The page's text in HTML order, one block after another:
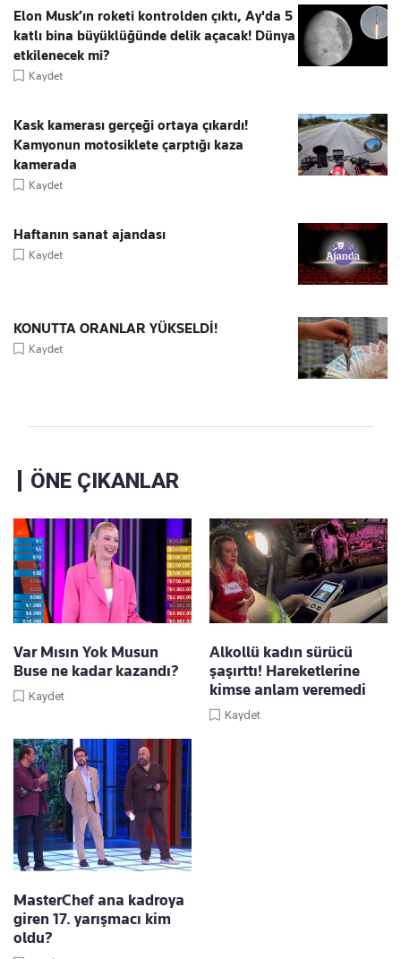
Elon Musk’ın roketi kontrolden çıktı, Ay'da 5
katlı bina büyüklüğünde delik açacak! Dünya
etkilenecek mi?
Kaydet
Kask kamerası gerçeği ortaya çıkardı!
Kamyonun motosiklete çarptığı kaza
kamerada
Kaydet
Haftanın sanat ajandası
Kaydet
KONUTTA ORANLAR YÜKSELDİ!
Kaydet
ÖNE ÇIKANLAR
Var Mısın Yok Musun
Buse ne kadar kazandı?
Kaydet
Alkollü kadın sürücü
şaşırttı! Hareketlerine
kimse anlam veremedi
Kaydet
MasterChef ana kadroya
giren 17. yarışmacı kim
oldu?